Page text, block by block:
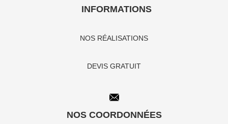
INFORMATIONS
NOS RÉALISATIONS
DEVIS GRATUIT
NOS COORDONNÉES